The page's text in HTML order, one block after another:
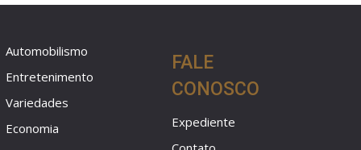
Automobilismo
Entretenimento
Variedades
Economia
FALE
CONOSCO
Expediente